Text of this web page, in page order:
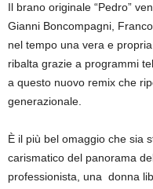
Il brano originale “Pedro”
Gianni Boncompagni,
nel tempo una vera e
ribalta grazie a programmi
a questo nuovo remix che
generazionale.
È il più bel omaggio che sia
carismatico del panorama
professionista, una donna